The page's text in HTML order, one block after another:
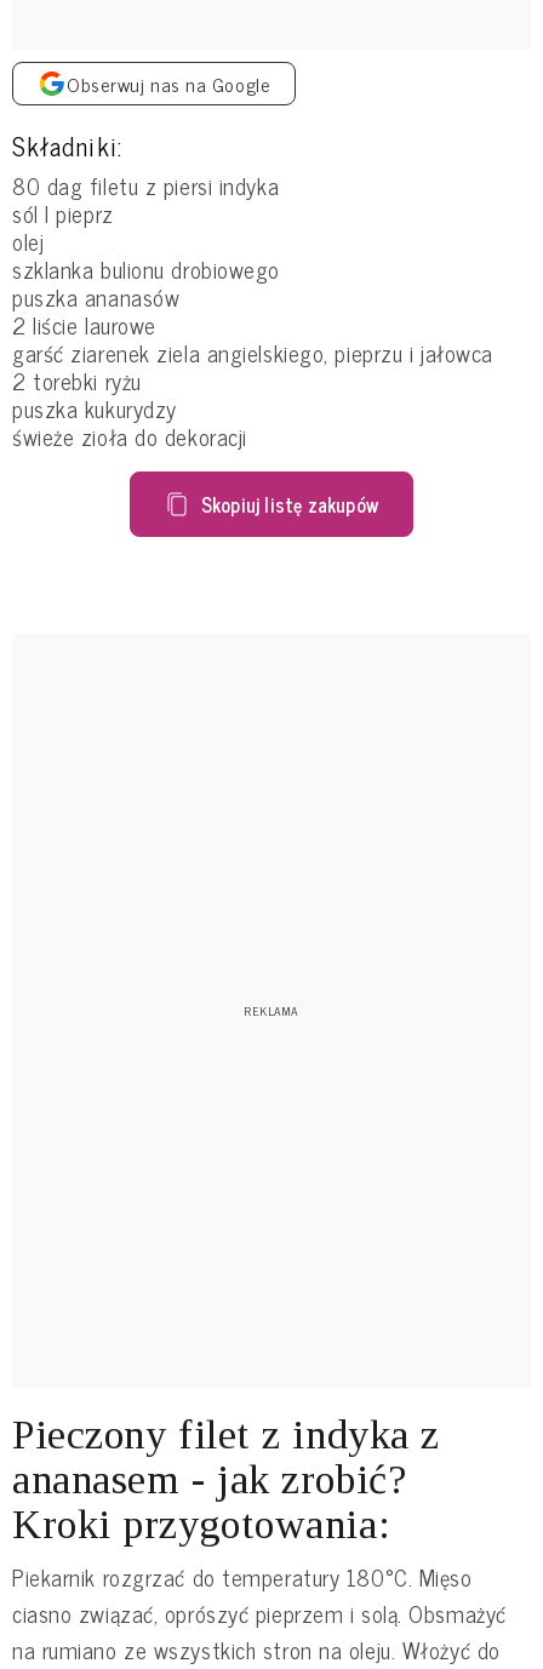
Obserwuj nas na Google
Składniki:
80 dag filetu z piersi indyka
sól l pieprz
olej
szklanka bulionu drobiowego
puszka ananasów
2 liście laurowe
garść ziarenek ziela angielskiego, pieprzu i jałowca
2 torebki ryżu
puszka kukurydzy
świeże zioła do dekoracji
Skopiuj listę zakupów
Pieczony filet z indyka z
ananasem - jak zrobić?
Kroki przygotowania:
Piekarnik rozgrzać do temperatury 180°C. Mięso
ciasno związać, oprószyć pieprzem i solą. Obsmażyć
na rumiano ze wszystkich stron na oleju. Włożyć do